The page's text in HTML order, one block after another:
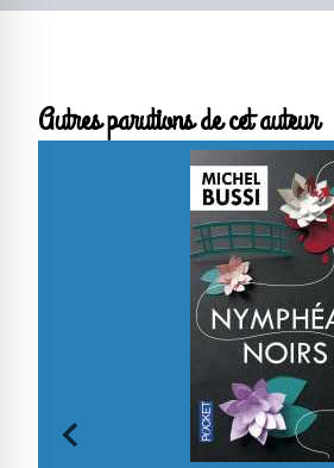
Autres parutions de cet auteur